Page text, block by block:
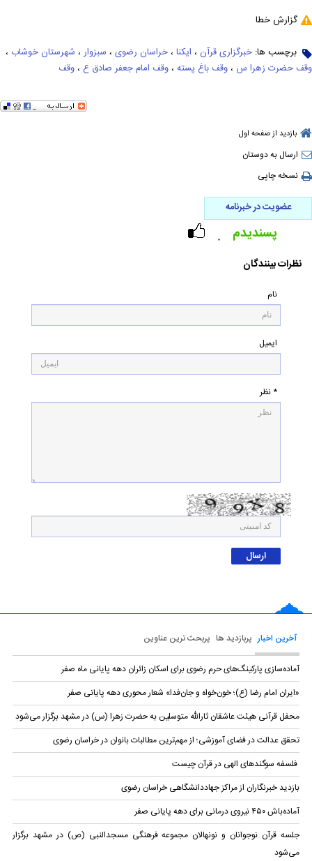
گزارش خطا
برچسب ها: خبرگزاری قرآن ، ایکنا ، خراسان رضوی ، سبزوار ، شهرستان خوشاب ،
وقف حضرت زهرا س ، وقف باغ پسته ، وقف امام جعفر صادق ع ، وقف
بازدید از صفحه اول
ارسال به دوستان
نسخه چاپی
عضویت در خبرنامه
۰ پسندیدم
نظرات بینندگان
نام
ایمیل
* نظر
آخرین اخبار پربازدید ها پربحث ترین عناوین
آماده‌سازی پارکینگ‌های حرم رضوی برای اسکان زائران دهه پایانی ماه صفر
«ایران امام رضا (ع)؛ خون‌خواه و جان‌فدا» شعار محوری دهه پایانی صفر
محفل قرآنی هیئت عاشقان ثارالله متوسلین به حضرت زهرا (س) در مشهد برگزار می‌شود
تحقق عدالت در فضای آموزشی؛ از مهم‌ترین مطالبات بانوان در خراسان رضوی
فلسفه سوگندهای الهی در قرآن چیست
بازدید خبرنگاران از مراکز جهاددانشگاهی خراسان رضوی
آماده‌باش ۴۵۰ نیروی درمانی برای دهه پایانی صفر
جلسه قرآن نوجوانان و نونهالان مجموعه فرهنگی مسجد‌النبی (ص) در مشهد برگزار
می‌شود